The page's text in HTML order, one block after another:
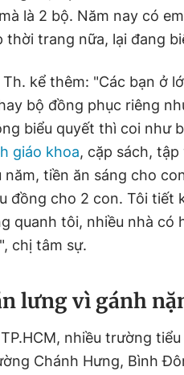
là 2 bộ. Năm nay có
thời trang nữa, lại đang
Th. kể thêm: "Các bạn ở
bộ đồng phục riêng
biểu quyết thì coi như
giáo khoa, cặp sách,
năm, tiền ăn sáng cho
đồng cho 2 con. Tôi tiết
quanh tôi, nhiều nhà có
chị tâm sự.
lưng vì gánh
nhiều trường
Chánh Hưng, Bình